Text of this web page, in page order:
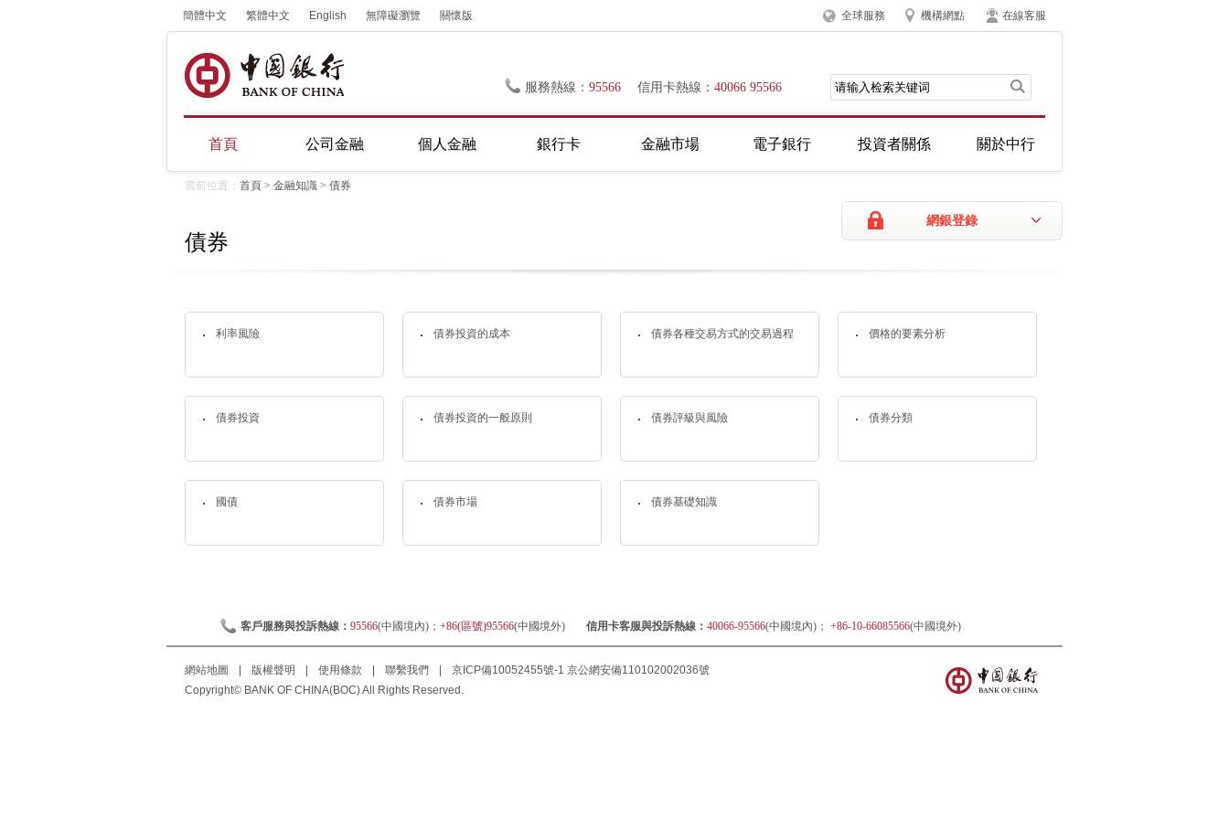
簡體中文 繁體中文 English 無障礙瀏覽 關懷版 全球服務 機構網點 在線客服
服務熱線： 95566 信用卡熱線： 40066 95566
首頁 公司金融 個人金融 銀行卡 金融市場 電子銀行 投資者關係 關於中行
當前位置： 首頁 > 金融知識 > 債券
債券
網銀登錄
利率風險 債券投資的成本 債券各種交易方式的交易過程 價格的要素分析
債券投資 債券投資的一般原則 債券評級與風險 債券分類
國債 債券市場 債券基礎知識
客戶服務與投訴熱線： 95566(中國境內)； +86(區號)95566(中國境外) 信用卡客服與投訴熱線： 40066-95566(中國境內)； +86-10-66085566(中國境外)
網站地圖 版權聲明 使用條款 聯繫我們 京ICP備10052455號-1 京公網安備110102002036號
Copyright© BANK OF CHINA(BOC) All Rights Reserved.